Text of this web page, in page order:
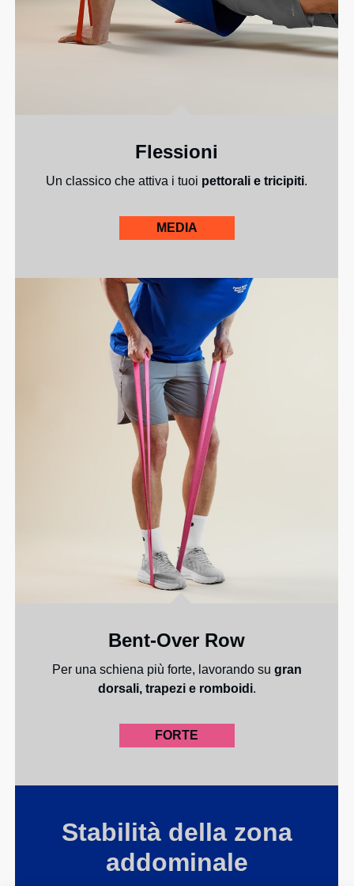
Flessioni
Un classico che attiva i tuoi pettorali e tricipiti.
MEDIA
Bent-Over Row
Per una schiena più forte, lavorando su gran
dorsali, trapezi e romboidi.
FORTE
Stabilità della zona
addominale